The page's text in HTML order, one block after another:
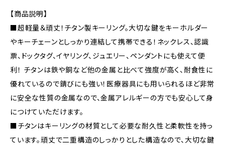
【商品説明】
■超軽量＆頑丈！チタン製キーリング。大切な鍵をキーホルダー
やキーチェーンとしっかり連結して携帯できる！ネックレス、認識
票、ドックタグ、イヤリング、ジュエリー、ペンダントにも使えて便
利！ チタンは鉄や銅など他の金属と比べて強度が高く、耐食性に
優れているので錆びにも強い！医療器具にも用いられるほど非常
に安全な性質の金属なので、金属アレルギーの方でも安心して身
につけていただけます。
■チタンはキーリングの材質として必要な耐久性と柔軟性を持っ
ています。頑丈で二重構造のしっかりとした構造なので、大切な鍵